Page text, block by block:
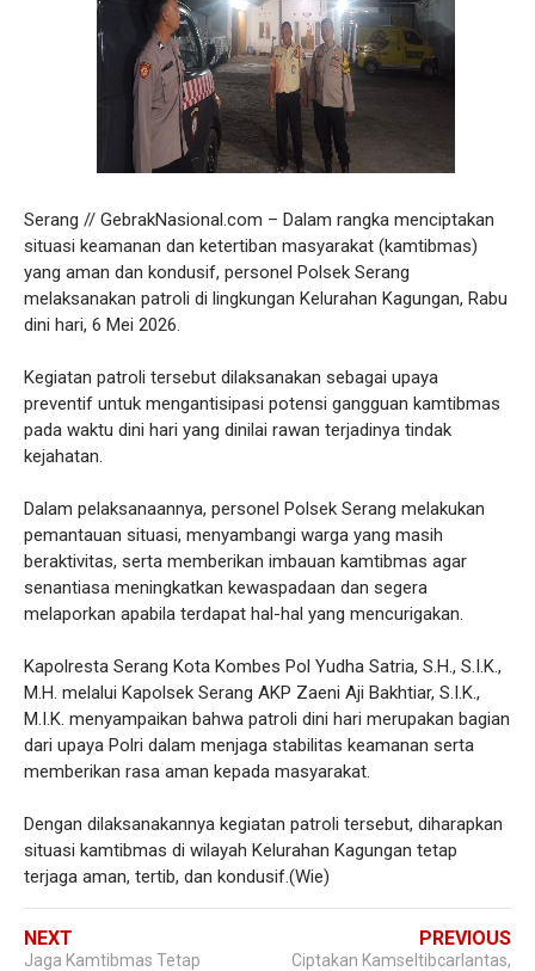
Serang // GebrakNasional.com – Dalam rangka menciptakan
situasi keamanan dan ketertiban masyarakat (kamtibmas)
yang aman dan kondusif, personel Polsek Serang
melaksanakan patroli di lingkungan Kelurahan Kagungan, Rabu
dini hari, 6 Mei 2026.
Kegiatan patroli tersebut dilaksanakan sebagai upaya
preventif untuk mengantisipasi potensi gangguan kamtibmas
pada waktu dini hari yang dinilai rawan terjadinya tindak
kejahatan.
Dalam pelaksanaannya, personel Polsek Serang melakukan
pemantauan situasi, menyambangi warga yang masih
beraktivitas, serta memberikan imbauan kamtibmas agar
senantiasa meningkatkan kewaspadaan dan segera
melaporkan apabila terdapat hal-hal yang mencurigakan.
Kapolresta Serang Kota Kombes Pol Yudha Satria, S.H., S.I.K.,
M.H. melalui Kapolsek Serang AKP Zaeni Aji Bakhtiar, S.I.K.,
M.I.K. menyampaikan bahwa patroli dini hari merupakan bagian
dari upaya Polri dalam menjaga stabilitas keamanan serta
memberikan rasa aman kepada masyarakat.
Dengan dilaksanakannya kegiatan patroli tersebut, diharapkan
situasi kamtibmas di wilayah Kelurahan Kagungan tetap
terjaga aman, tertib, dan kondusif.(Wie)
NEXT
Jaga Kamtibmas Tetap
PREVIOUS
Ciptakan Kamseltibcarlantas,